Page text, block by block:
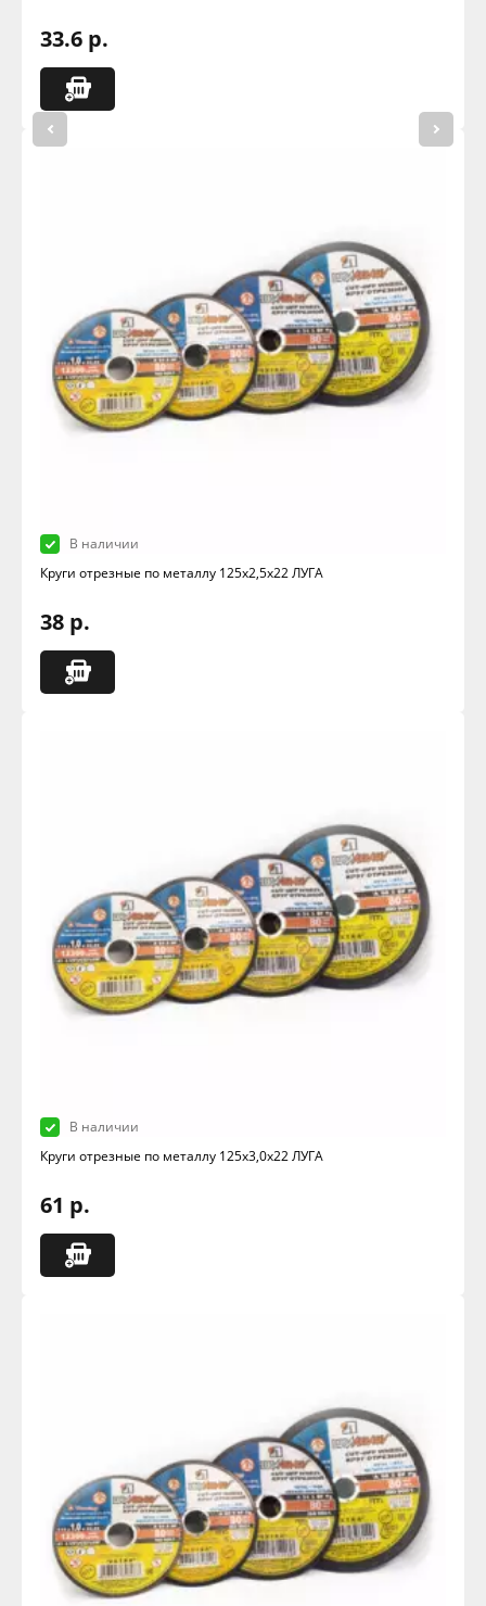
33.6 р.
В наличии
Круги отрезные по металлу 125х2,5х22 ЛУГА
38 р.
В наличии
Круги отрезные по металлу 125х3,0х22 ЛУГА
61 р.